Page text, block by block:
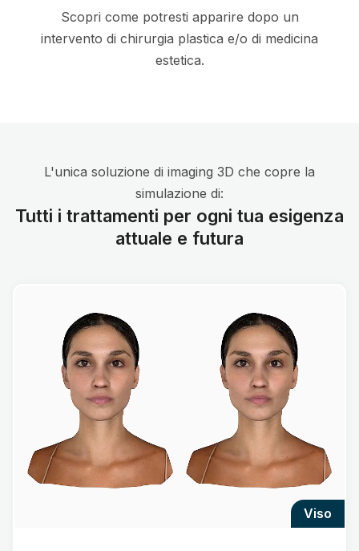
Scopri come potresti apparire dopo un
intervento di chirurgia plastica e/o di medicina
estetica.
L'unica soluzione di imaging 3D che copre la
simulazione di:
Tutti i trattamenti per ogni tua esigenza
attuale e futura
viso